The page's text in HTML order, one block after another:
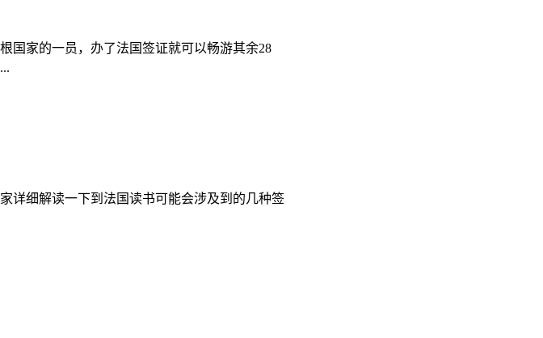
国家的一员，办了法国签证就可以畅游其余28
详细解读一下到法国读书可能会涉及到的几种签